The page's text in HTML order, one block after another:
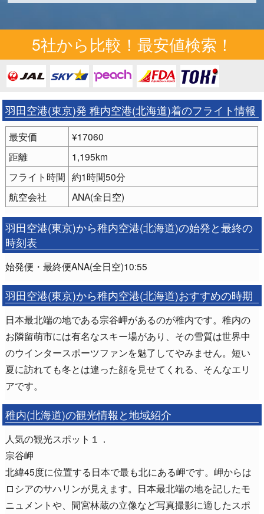
5社から比較！最安値検索！
羽田空港(東京)発 稚内空港(北海道)着のフライト情報
最安価
¥17060
距離
1,195km
フライト時間 約1時間50分
航空会社
ANA(全日空)
羽田空港(東京)から稚内空港(北海道)の始発と最終の
時刻表
始発便・最終便ANA(全日空)10:55
羽田空港(東京)から稚内空港(北海道)おすすめの時期
日本最北端の地である宗谷岬があるのが稚内です。稚内の
お隣留萌市には有名なスキー場があり、その雪質は世界中
のウインタースポーツファンを魅了してやみません。短い
夏に訪れても冬とは違った顔を見せてくれる、そんなエリ
アです。
稚内(北海道)の観光情報と地域紹介
人気の観光スポット１．
宗谷岬
北緯45度に位置する日本で最も北にある岬です。岬からは
ロシアのサハリンが見えます。日本最北端の地を記したモ
ニュメントや、間宮林蔵の立像など写真撮影に適したスポ